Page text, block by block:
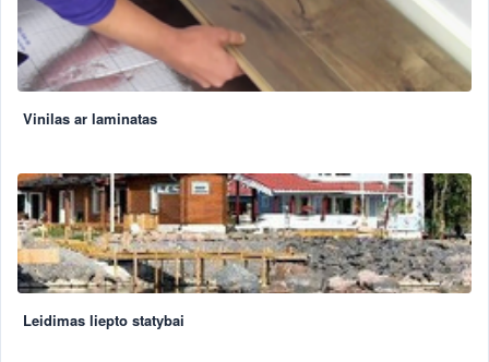
Vinilas ar laminatas
Leidimas liepto statybai